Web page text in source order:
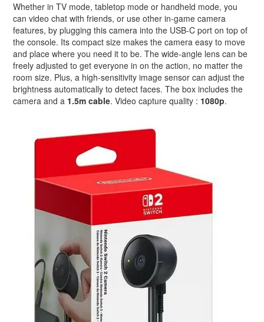
Whether in TV mode, tabletop mode or handheld mode, you
can video chat with friends, or use other in-game camera
features, by plugging this camera into the USB-C port on top of
the console. Its compact size makes the camera easy to move
and place where you need it to be. The wide-angle lens can be
freely adjusted to get everyone in on the action, no matter the
room size. Plus, a high-sensitivity image sensor can adjust the
brightness automatically to detect faces. The box includes the
camera and a 1.5m cable. Video capture quality : 1080p.